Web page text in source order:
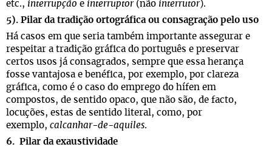
etc., interrupção e interruptor (não interrutor).
5). Pilar da tradição ortográfica ou consagração pelo uso
Há casos em que seria também importante assegurar e
respeitar a tradição gráfica do português e preservar
certos usos já consagrados, sempre que essa herança
fosse vantajosa e benéfica, por exemplo, por clareza
gráfica, como é o caso do emprego do hífen em
compostos, de sentido opaco, que não são, de facto,
locuções, estas de sentido literal, como, por
exemplo, calcanhar-de-aquiles.
6. Pilar da exaustividade